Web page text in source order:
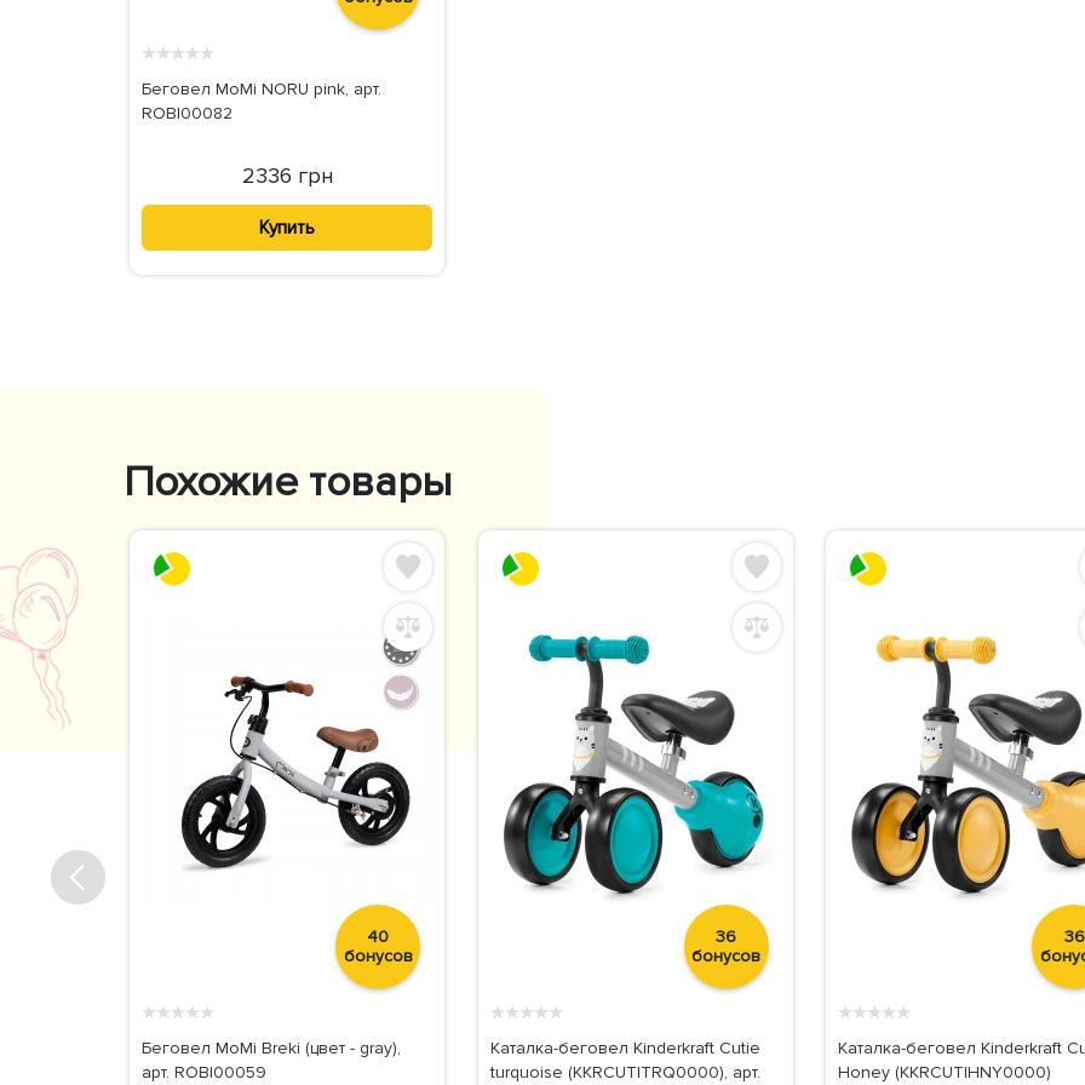
★★★★★
Беговел MoMi NORU pink, арт.
ROBI00082
2336 грн
Купить
Похожие товары
40
бонусов
★★★★★
Беговел MoMi Breki (цвет - gray),
арт. ROBI00059
36
бонусов
★★★★★
Каталка-беговел Kinderkraft Cutie
turquoise (KKRCUTITRQ0000), арт.
36
★★★★★
Каталка-беговел Kinderkraft
Honey (KKRCUTIHNY0000)